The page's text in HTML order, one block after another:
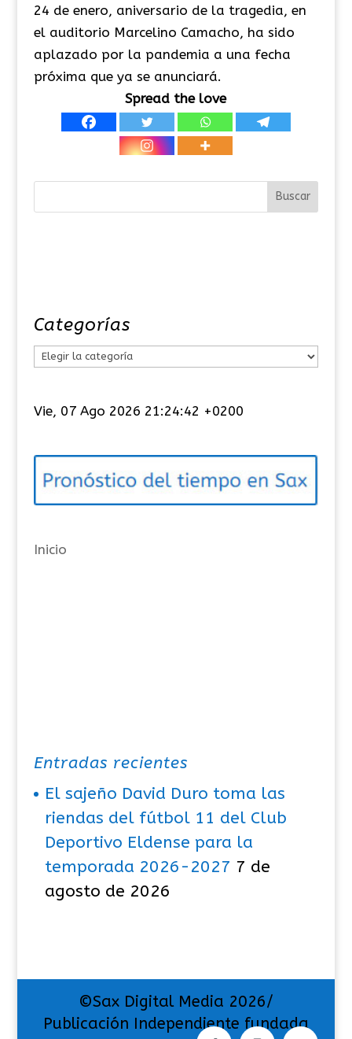
24 de enero, aniversario de la tragedia, en
el auditorio Marcelino Camacho, ha sido
aplazado por la pandemia a una fecha
próxima que ya se anunciará.
Spread the love
Categorías
e
o
í
s
Vie, 07 Ago 2026 21:24:42 +0200
Inicio
Entradas recientes
El sajeño David Duro toma las
riendas del fútbol 11 del Club
Deportivo Eldense para la
temporada 2026-2027 7 de
agosto de 2026
©Sax Digital Media 2026/
Publicación Independiente fundada